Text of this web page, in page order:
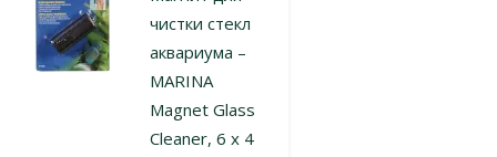
чистки стекл
аквариума –
MARINA
Magnet Glass
Cleaner, 6 x 4